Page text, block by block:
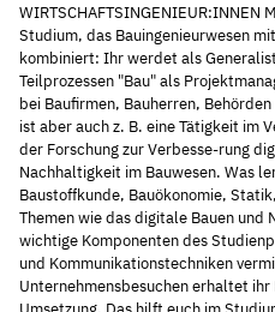
WIRTSCHAFTSINGENIEUR:INNEN
Studium, das Bauingenieurwesen
kombiniert: Ihr werdet als
Teilprozessen "Bau" als
bei Baufirmen, Bauherren,
ist aber auch z. B. eine Tätigkeit im
der Forschung zur Verbesse-rung
Nachhaltigkeit im Bauwesen. Was
Baustoffkunde, Bauökonomie,
Themen wie das digitale Bauen
wichtige Komponenten des
und Kommunikationstechniken
Unternehmensbesuchen erhaltet